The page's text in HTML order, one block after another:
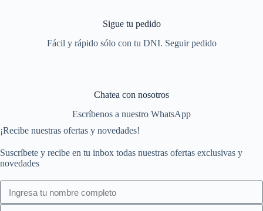
Sigue tu pedido
Fácil y rápido sólo con tu DNI. Seguir pedido
Chatea con nosotros
Escríbenos a nuestro WhatsApp
¡Recibe nuestras ofertas y novedades!
Suscríbete y recibe en tu inbox todas nuestras ofertas exclusivas y
novedades